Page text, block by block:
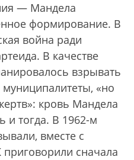
— Мандела
формирование. В
война ради
В качестве
взрывать
«но
кровь Мандела
и тогда. В 1962-м
вместе с
сначала